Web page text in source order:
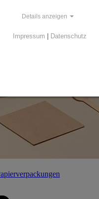
Details anzeigen
Impressum | Datenschutz